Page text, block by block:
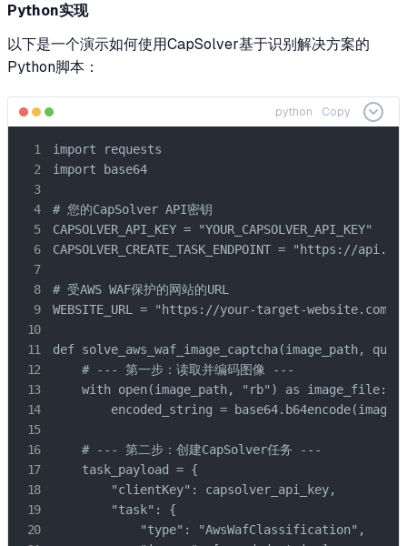
Python实现
以下是一个演示如何使用CapSolver基于识别解决方案的
Python脚本：
python Copy
import requests
import base64
# 您的CapSolver API密钥
CAPSOLVER_API_KEY = "YOUR_CAPSOLVER_API_KEY"
CAPSOLVER_CREATE_TASK_ENDPOINT = "https://
# 受AWS WAF保护的网站的URL
WEBSITE_URL = "https://your-target-website.com" #
def solve_aws_waf_image_captcha(image_path,
    # --- 第一步：读取并编码图像 ---
    with open(image_path, "rb") as image_file:
encoded_string =
    # --- 第二步：创建CapSolver任务 ---
    task_payload = {
        "clientKey": capsolver_api_key,
        "task": {
            "type": "AwsWafClassification",